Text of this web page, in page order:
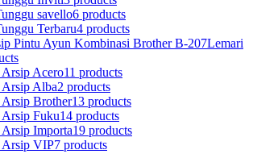
savello6 products
Terbaru4 products
Lemari
Acero11 products
Alba2 products
Brother13 products
Fuku14 products
Importa19 products
Arsip VIP7 products